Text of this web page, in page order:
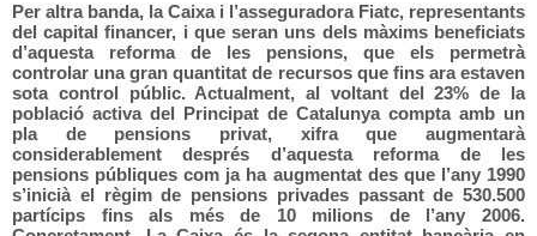
Per altra banda, la Caixa i l’asseguradora Fiatc, representants
del capital financer, i que seran uns dels màxims beneficiats
d’aquesta reforma de les pensions, que els permetrà
controlar una gran quantitat de recursos que fins ara estaven
sota control públic. Actualment, al voltant del 23% de la
població activa del Principat de Catalunya compta amb un
pla de pensions privat, xifra que augmentarà
considerablement després d’aquesta reforma de les
pensions públiques com ja ha augmentat des que l’any 1990
s’inicià el règim de pensions privades passant de 530.500
partícips fins als més de 10 milions de l’any 2006.